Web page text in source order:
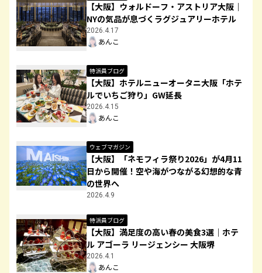
【大阪】ウォルドーフ・アストリア大阪｜
NYの気品が息づくラグジュアリーホテル
2026.4.17
あんこ
特派員ブログ
【大阪】ホテルニューオータニ大阪「ホテ
ルでいちご狩り」GW延長
2026.4.15
あんこ
ウェブマガジン
【大阪】「ネモフィラ祭り2026」が4月11
日から開催！空や海がつながる幻想的な青
の世界へ
2026.4.9
特派員ブログ
【大阪】満足度の高い春の美食3選｜ホテ
ル アゴーラ リージェンシー 大阪堺
2026.4.1
あんこ